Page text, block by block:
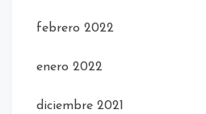
febrero 2022
enero 2022
diciembre 2021